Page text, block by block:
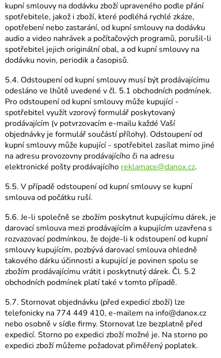
kupní smlouvy na dodávku zboží upraveného podle přání
spotřebitele, jakož i zboží, které podléhá rychlé zkáze,
opotřebení nebo zastarání, od kupní smlouvy na dodávku
audio a video nahrávek a počítačových programů, porušil-li
spotřebitel jejich originální obal, a od kupní smlouvy na
dodávku novin, periodik a časopisů.
5.4. Odstoupení od kupní smlouvy musí být prodávajícímu
odesláno ve lhůtě uvedené v čl. 5.1 obchodních podmínek.
Pro odstoupení od kupní smlouvy může kupující -
spotřebitel využít vzorový formulář poskytovaný
prodávajícím (v potvrzovacím e-mailu každé Vaší
objednávky je formulář součástí přílohy). Odstoupení od
kupní smlouvy může kupující - spotřebitel zasílat mimo jiné
na adresu provozovny prodávajícího či na adresu
elektronické pošty prodávajícího reklamace@danox.cz.
5.5. V případě odstoupení od kupní smlouvy se kupní
smlouva od počátku ruší.
5.6. Je-li společně se zbožím poskytnut kupujícímu dárek, je
darovací smlouva mezi prodávajícím a kupujícím uzavřena s
rozvazovací podmínkou, že dojde-li k odstoupení od kupní
smlouvy kupujícím, pozbývá darovací smlouva ohledně
takového dárku účinnosti a kupující je povinen spolu se
zbožím prodávajícímu vrátit i poskytnutý dárek. Čl. 5.2
obchodních podmínek platí také v tomto případě.
5.7. Stornovat objednávku (před expedicí zboží) lze
telefonicky na 774 449 410, e-mailem na info@danox.cz
nebo osobně v sídle firmy. Stornovat lze bezplatně před
expedicí. Storno po expedici zboží možné je. Na storno po
expedici zboží můžeme požadovat přiměřený poplatek.